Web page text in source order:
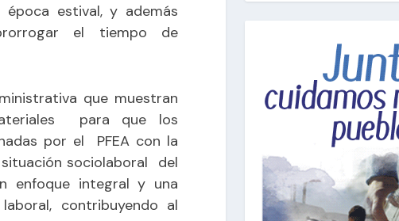
estival, y además
el tiempo de
que muestran
para que los
por el PFEA con la
sociolaboral del
enfoque integral y una
contribuyendo al